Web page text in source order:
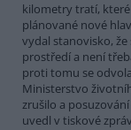
kilometry tratí,
plánované nové
vydal stanovisko,
prostředí a není
proti tomu se
Ministerstvo
zrušilo a
uvedl v tiskové